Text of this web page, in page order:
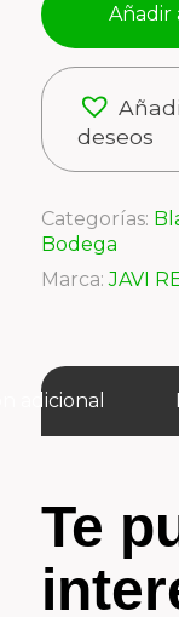
Añadir
deseos
Categorías:
Bodega
Marca:JAVI
adicional
Te